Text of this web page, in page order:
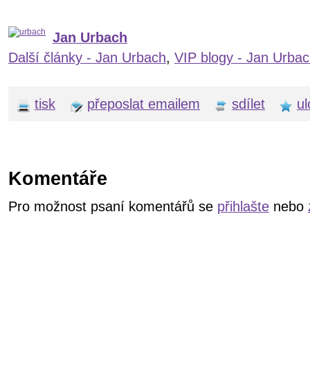
Jan Urbach
Další články - Jan Urbach, VIP blogy - Jan
tisk přeposlat emailem sdílet
Komentáře
Pro možnost psaní komentářů se přihlašte nebo